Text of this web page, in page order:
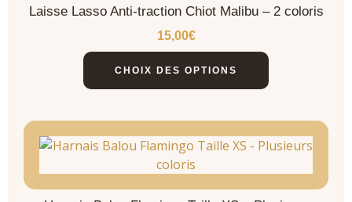
Laisse Lasso Anti-traction Chiot Malibu – 2 coloris
15,00€
CHOIX DES OPTIONS